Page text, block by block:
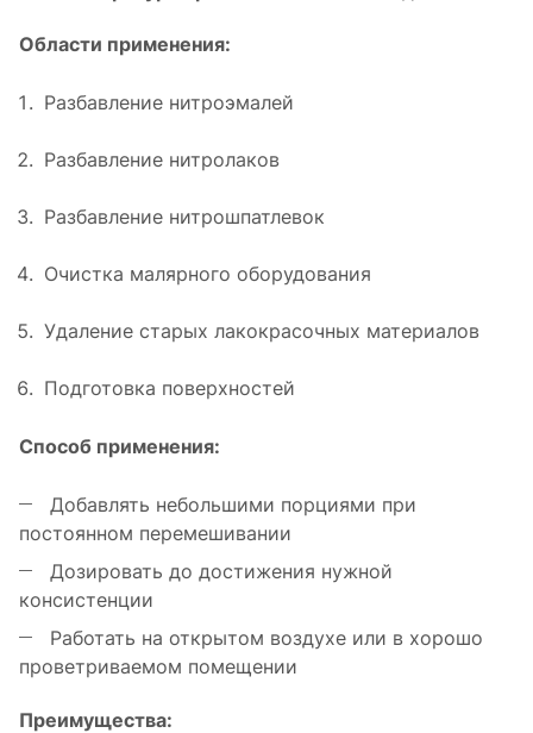
Области применения:
Разбавление нитроэмалей
Разбавление нитролаков
Разбавление нитрошпатлевок
Очистка малярного оборудования
Удаление старых лакокрасочных материалов
Подготовка поверхностей
Способ применения:
Добавлять небольшими порциями при
постоянном перемешивании
Дозировать до достижения нужной
консистенции
Работать на открытом воздухе или в хорошо
проветриваемом помещении
Преимущества: